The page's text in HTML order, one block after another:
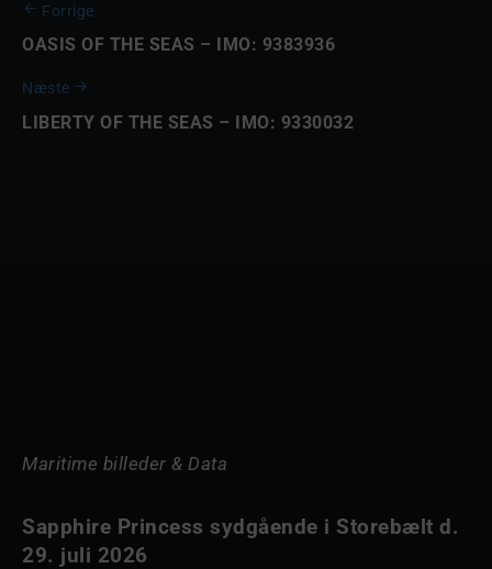
Forrige
OASIS OF THE SEAS – IMO: 9383936
Næste
LIBERTY OF THE SEAS – IMO: 9330032
Maritime billeder & Data
Sapphire Princess sydgående i Storebælt d.
29. juli 2026